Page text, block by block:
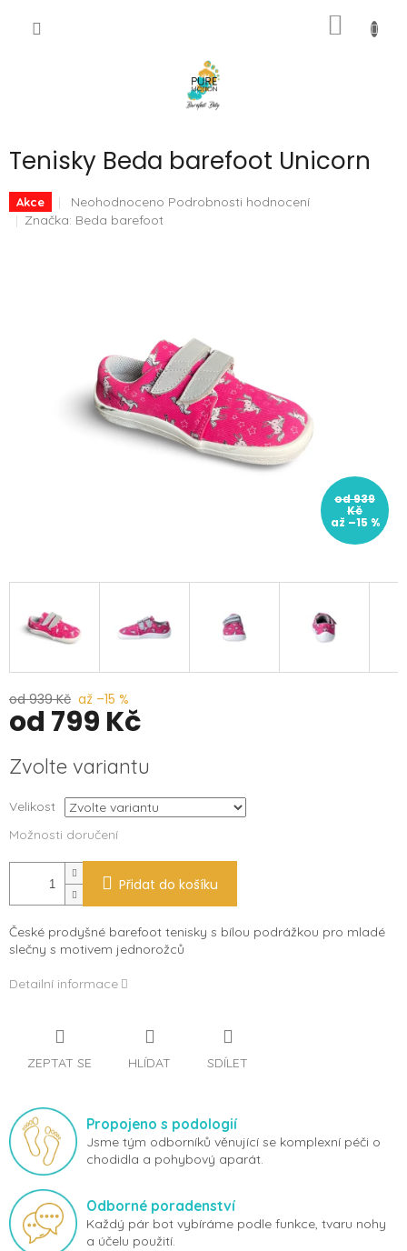
Tenisky Beda barefoot Unicorn
Akce
Průměrné
hodnocení
Neohodnoceno Podrobnosti hodnocení
Značka: Beda barefoot
od 939
Kč
až –15 %
od 939 Kč až –15 %
od 799 Kč
cena:
Zvolte variantu
Velikost
Možnosti doručení
Přidat do košíku
České prodyšné barefoot tenisky s bílou podrážkou pro mladé
slečny s motivem jednorožců
Detailní informace
ZEPTAT SE HLÍDAT SDÍLET
Propojeno s podologií
Jsme tým odborníků věnující se komplexní péči o
chodidla a pohybový aparát.
Odborné poradenství
Každý pár bot vybíráme podle funkce, tvaru nohy
a účelu použití.